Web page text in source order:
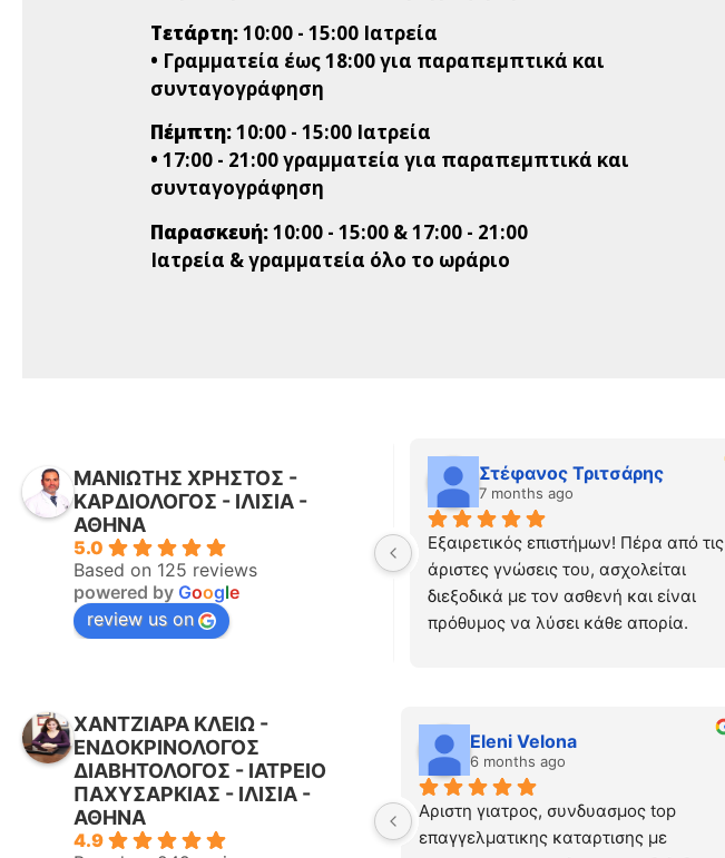
Τετάρτη:10:00 - 15:00 Ιατρεία
• Γραμματεία έως 18:00 για παραπεμπτικά και
συνταγογράφηση
Πέμπτη:10:00 - 15:00 Ιατρεία
• 17:00 - 21:00 γραμματεία για παραπεμπτικά και
συνταγογράφηση
Παρασκευή:10:00 - 15:00 & 17:00 - 21:00
Ιατρεία & γραμματεία όλο το ωράριο
ΜΑΝΙΩΤΗΣ ΧΡΗΣΤΟΣ -
ΚΑΡΔΙΟΛΟΓΟΣ - ΙΛΙΣΙΑ -
ΑΘΗΝΑ
5.0
Based on 125 reviews
powered by Google
review us on
Athina Moraiti Livitsanos
7 months ago
Στέφανος Τριτσάρης
7 months ago
Εξαιρετικός επιστήμων! Πέρα από τις
άριστες γνώσεις του, ασχολείται
διεξοδικά με τον ασθενή και είναι
πρόθυμος να λύσει κάθε απορία.
ΧΑΝΤΖΙΑΡΑ ΚΛΕΙΩ -
ΕΝΔΟΚΡΙΝΟΛΟΓΟΣ
ΔΙΑΒΗΤΟΛΟΓΟΣ - ΙΑΤΡΕΙΟ
ΠΑΧΥΣΑΡΚΙΑΣ - ΙΛΙΣΙΑ -
ΑΘΗΝΑ
4.9
Evi Papadopoulou
6 months ago
Εξαιρετική γιατρός και άνθρωπος!!!
Λεπτομερής εξέταση και συζήτηση με
Eleni Velona
6 months ago
Αριστη γιατρος, συνδυασμος top
επαγγελματικης καταρτισης με